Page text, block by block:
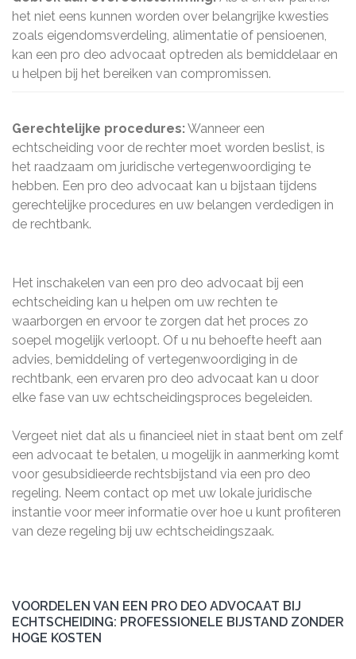
het niet eens kunnen worden over belangrijke kwesties
zoals eigendomsverdeling, alimentatie of pensioenen,
kan een pro deo advocaat optreden als bemiddelaar en
u helpen bij het bereiken van compromissen.
Gerechtelijke procedures:Wanneer een
echtscheiding voor de rechter moet worden beslist, is
het raadzaam om juridische vertegenwoordiging te
hebben. Een pro deo advocaat kan u bijstaan tijdens
gerechtelijke procedures en uw belangen verdedigen in
de rechtbank.
Het inschakelen van een pro deo advocaat bij een
echtscheiding kan u helpen om uw rechten te
waarborgen en ervoor te zorgen dat het proces zo
soepel mogelijk verloopt. Of u nu behoefte heeft aan
advies, bemiddeling of vertegenwoordiging in de
rechtbank, een ervaren pro deo advocaat kan u door
elke fase van uw echtscheidingsproces begeleiden.
Vergeet niet dat als u financieel niet in staat bent om zelf
een advocaat te betalen, u mogelijk in aanmerking komt
voor gesubsidieerde rechtsbijstand via een pro deo
regeling. Neem contact op met uw lokale juridische
instantie voor meer informatie over hoe u kunt profiteren
van deze regeling bij uw echtscheidingszaak.
VOORDELEN VAN EEN PRO DEO ADVOCAAT BIJ
ECHTSCHEIDING: PROFESSIONELE BIJSTAND ZONDER
HOGE KOSTEN